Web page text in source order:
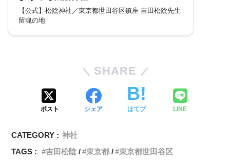
【公式】松陰神社／東京都世田谷区鎮座 吉田松陰先生
留魂の地
SHARE
ポスト シェア はてブ LINE
CATEGORY : 神社
TAGS :
吉田松陰 東京都 東京都世田谷区